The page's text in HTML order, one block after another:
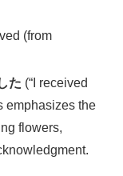
(from
た (“I received
emphasizes the
flowers,